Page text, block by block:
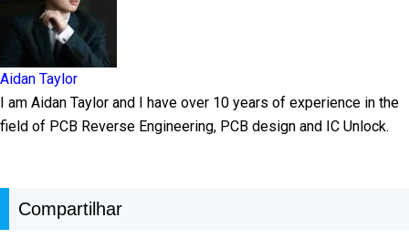
Aidan Taylor
I am Aidan Taylor and I have over 10 years of experience in the
field of PCB Reverse Engineering, PCB design and IC Unlock.
Compartilhar